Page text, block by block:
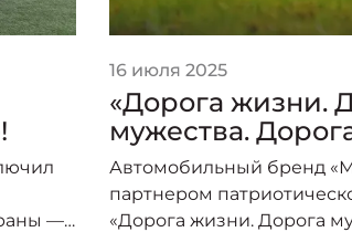
—
16 июля 2025
«Дорога жизни.
мужества.
Автомобильный бренд
партнером
«Дорога жизни. Дорога